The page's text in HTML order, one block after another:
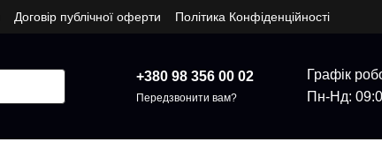
Договір публічної оферти Політика Конфіденційності
+380 98 356 00 02
Передзвонити вам?
Графік
Пн-Нд: